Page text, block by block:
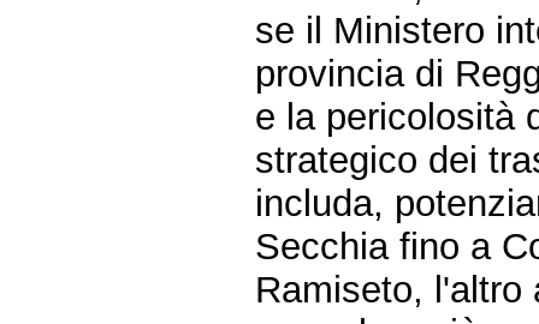
se il Ministero
provincia di
e la pericolosità
strategico dei
includa,
Secchia fino a
Ramiseto, l'altro